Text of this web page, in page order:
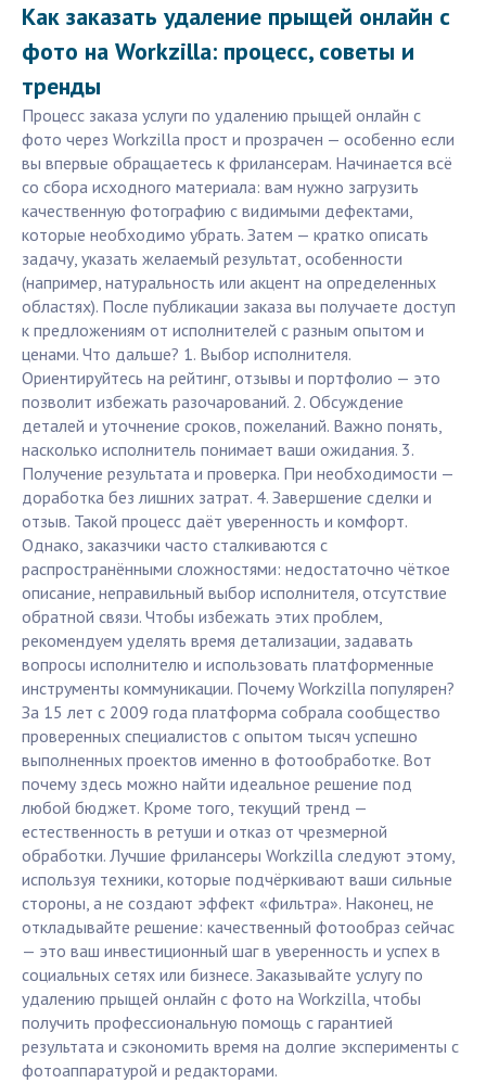
Как заказать удаление прыщей онлайн с
фото на Workzilla: процесс, советы и
тренды
Процесс заказа услуги по удалению прыщей онлайн с
фото через Workzilla прост и прозрачен — особенно если
вы впервые обращаетесь к фрилансерам. Начинается всё
со сбора исходного материала: вам нужно загрузить
качественную фотографию с видимыми дефектами,
которые необходимо убрать. Затем — кратко описать
задачу, указать желаемый результат, особенности
(например, натуральность или акцент на определенных
областях). После публикации заказа вы получаете доступ
к предложениям от исполнителей с разным опытом и
ценами. Что дальше? 1. Выбор исполнителя.
Ориентируйтесь на рейтинг, отзывы и портфолио — это
позволит избежать разочарований. 2. Обсуждение
деталей и уточнение сроков, пожеланий. Важно понять,
насколько исполнитель понимает ваши ожидания. 3.
Получение результата и проверка. При необходимости —
доработка без лишних затрат. 4. Завершение сделки и
отзыв. Такой процесс даёт уверенность и комфорт.
Однако, заказчики часто сталкиваются с
распространёнными сложностями: недостаточно чёткое
описание, неправильный выбор исполнителя, отсутствие
обратной связи. Чтобы избежать этих проблем,
рекомендуем уделять время детализации, задавать
вопросы исполнителю и использовать платформенные
инструменты коммуникации. Почему Workzilla популярен?
За 15 лет с 2009 года платформа собрала сообщество
проверенных специалистов с опытом тысяч успешно
выполненных проектов именно в фотообработке. Вот
почему здесь можно найти идеальное решение под
любой бюджет. Кроме того, текущий тренд —
естественность в ретуши и отказ от чрезмерной
обработки. Лучшие фрилансеры Workzilla следуют этому,
используя техники, которые подчёркивают ваши сильные
стороны, а не создают эффект «фильтра». Наконец, не
откладывайте решение: качественный фотообраз сейчас
— это ваш инвестиционный шаг в уверенность и успех в
социальных сетях или бизнесе. Заказывайте услугу по
удалению прыщей онлайн с фото на Workzilla, чтобы
получить профессиональную помощь с гарантией
результата и сэкономить время на долгие эксперименты с
фотоаппаратурой и редакторами.